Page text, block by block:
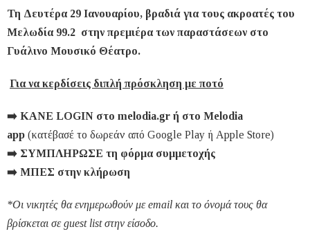
Τη Δευτέρα 29 Ιανουαρίου, βραδιά για τους ακροατές του
Μελωδία 99.2 στην πρεμιέρα των παραστάσεων στο
Γυάλινο Μουσικό Θέατρο.
Για να κερδίσεις διπλή πρόσκληση με ποτό
➡️ ΚΑΝΕ LOGIN στο melodia.gr ή στο Melodia
app (κατέβασέ το δωρεάν από Google Play ή Apple Store)
➡️ ΣΥΜΠΛΗΡΩΣΕ τη φόρμα συμμετοχής
➡️ ΜΠΕΣ στην κλήρωση
*Οι νικητές θα ενημερωθούν με email και το όνομά τους θα
βρίσκεται σεguest listστην είσοδο.